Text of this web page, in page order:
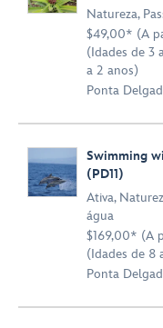
Natureza,
$49,00* (A
(Idades de 3
a 2 anos)
Ponta
Swimming
(PD11)
Ativa,
água
$169,00* (A
(Idades de 8
Ponta